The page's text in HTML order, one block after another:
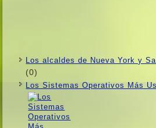
Los alcaldes de Nueva York y
(0)
Los Sistemas Operativos Más